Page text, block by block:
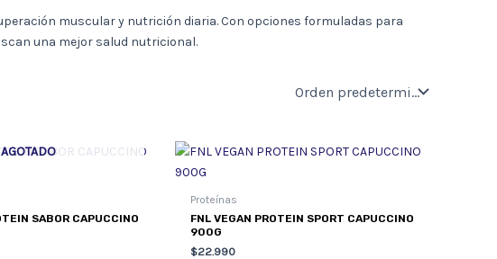
muscular y nutrición diaria. Con opciones formuladas para
una mejor salud nutricional.
AGOTADO
SABOR CAPUCCINO
Proteínas
FNL VEGAN PROTEIN SPORT CAPUCCINO
900G
$22.990